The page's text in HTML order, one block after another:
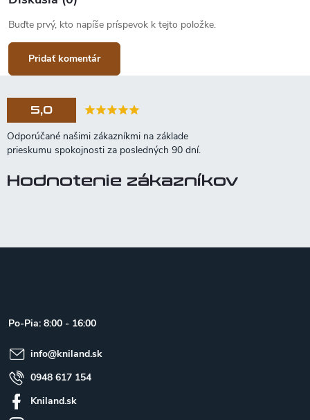
Buďte prvý, kto napíše príspevok k tejto položke.
Pridať komentár
5,0
Hodnotenie zákazníkov
Po-Pia: 8:00 - 16:00
info@kniland.sk
0948 617 154
Kniland.sk